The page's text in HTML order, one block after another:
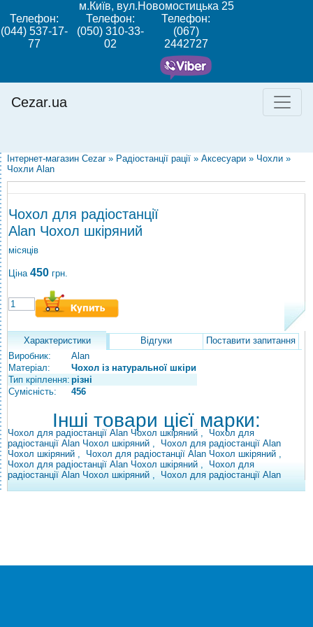
м.Київ, вул.Новомостицька 25
Телефон:
(044) 537-17-
77
Телефон:
(050) 310-33-
02
Телефон:
(067)
2442727
Cezar.ua
Інтернет-магазин Cezar » Радіостанції рації » Аксесуари » Чохли »
Чохли Alan
Чохол для радіостанції
Alan Чохол шкіряний
місяців
Ціна 450 грн.
Характеристики Відгуки
Поставити запитання
Виробник:
Alan
Матеріал:
Чохол із натуральної шкіри
Тип кріплення: різні
Сумісність:
456
Інші товари цієї марки:
Чохол для радіостанції Alan Чохол шкіряний , Чохол для
радіостанції Alan Чохол шкіряний , Чохол для радіостанції Alan
Чохол шкіряний , Чохол для радіостанції Alan Чохол шкіряний ,
Чохол для радіостанції Alan Чохол шкіряний , Чохол для
радіостанції Alan Чохол шкіряний , Чохол для радіостанції Alan